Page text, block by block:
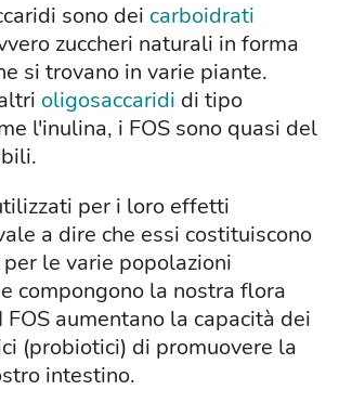
sono dei carboidrati
zuccheri naturali in forma
si trovano in varie piante.
oligosaccaridi di tipo
l'inulina, i FOS sono quasi del
per i loro effetti
a dire che essi costituiscono
le varie popolazioni
compongono la nostra flora
aumentano la capacità dei
(probiotici) di promuovere la
intestino.